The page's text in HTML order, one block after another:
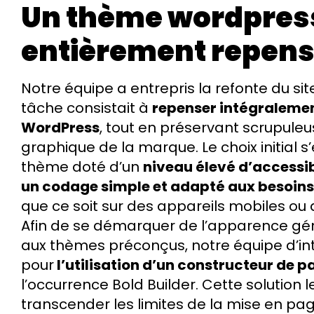
Un thème
entièrement
Notre équipe a entrepris la refonte du
tâche consistait à repenser
WordPress, tout en préservant
graphique de la marque. Le choix initial
thème doté d’un niveau élevé
un codage simple et adapté aux
que ce soit sur des appareils mobiles ou
Afin de se démarquer de l’apparence
aux thèmes préconçus, notre équipe
pourl’utilisation d’un constructeur de
l’occurrence Bold Builder. Cette solution
transcender les limites de la mise en